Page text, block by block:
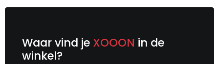
Waar vind je XOOON in de
winkel?